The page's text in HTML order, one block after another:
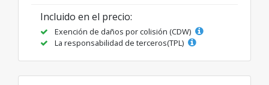
Incluido en el precio:
Exención de daños por colisión (CDW)
La responsabilidad de terceros(TPL)